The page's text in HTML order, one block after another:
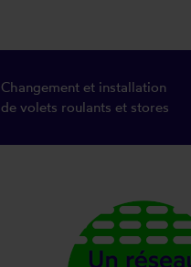
Changement et installation
de volets roulants et stores